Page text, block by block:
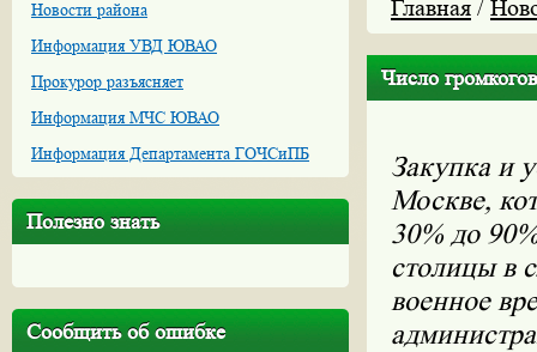
Новости района
Информация УВД ЮВАО
Прокурор разъясняет
Информация МЧС ЮВАО
Информация Департамента ГОЧСиПБ
Полезно знать
Сообщить об ошибке
Главная /
Число
Закупка и
Москве,
30% до
столицы в
военное